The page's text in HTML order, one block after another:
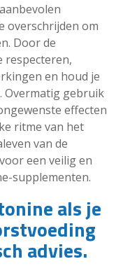
overschrijden om
Door de
respecteren,
en houd je
Overmatig gebruik
effecten
ritme van het
van de
een veilig en
supplementen.
als je
advies.